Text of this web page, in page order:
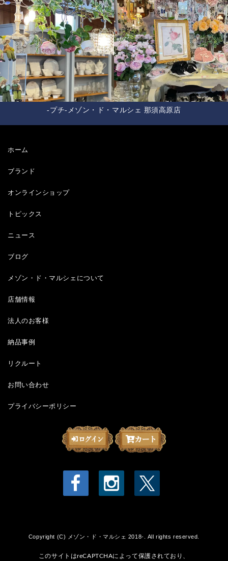
-プチ-メゾン・ド・マルシェ 那須高原店
ホーム
ブランド
オンラインショップ
トピックス
ニュース
ブログ
メゾン・ド・マルシェについて
店舗情報
法人のお客様
納品事例
リクルート
お問い合わせ
プライバシーポリシー
Copyright (C) メゾン・ド・マルシェ 2018-. All rights reserved.
このサイトはreCAPTCHAによって保護されており、